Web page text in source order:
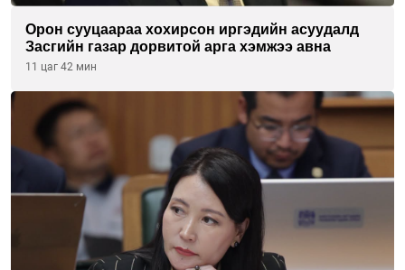
Орон сууцаараа хохирсон иргэдийн асуудалд
Засгийн газар дорвитой арга хэмжээ авна
11 цаг 42 мин